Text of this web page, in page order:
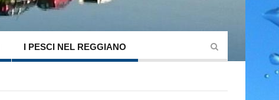
I PESCI NEL REGGIANO